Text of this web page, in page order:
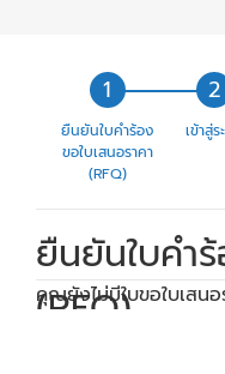
ยืนยันใบคำร้อง
ขอใบเสนอราคา
(RFQ)
เข้าสู่
ยืนยันใบคำ
(RFQ)
คุณยังไม่มีใบขอใบเสนอ